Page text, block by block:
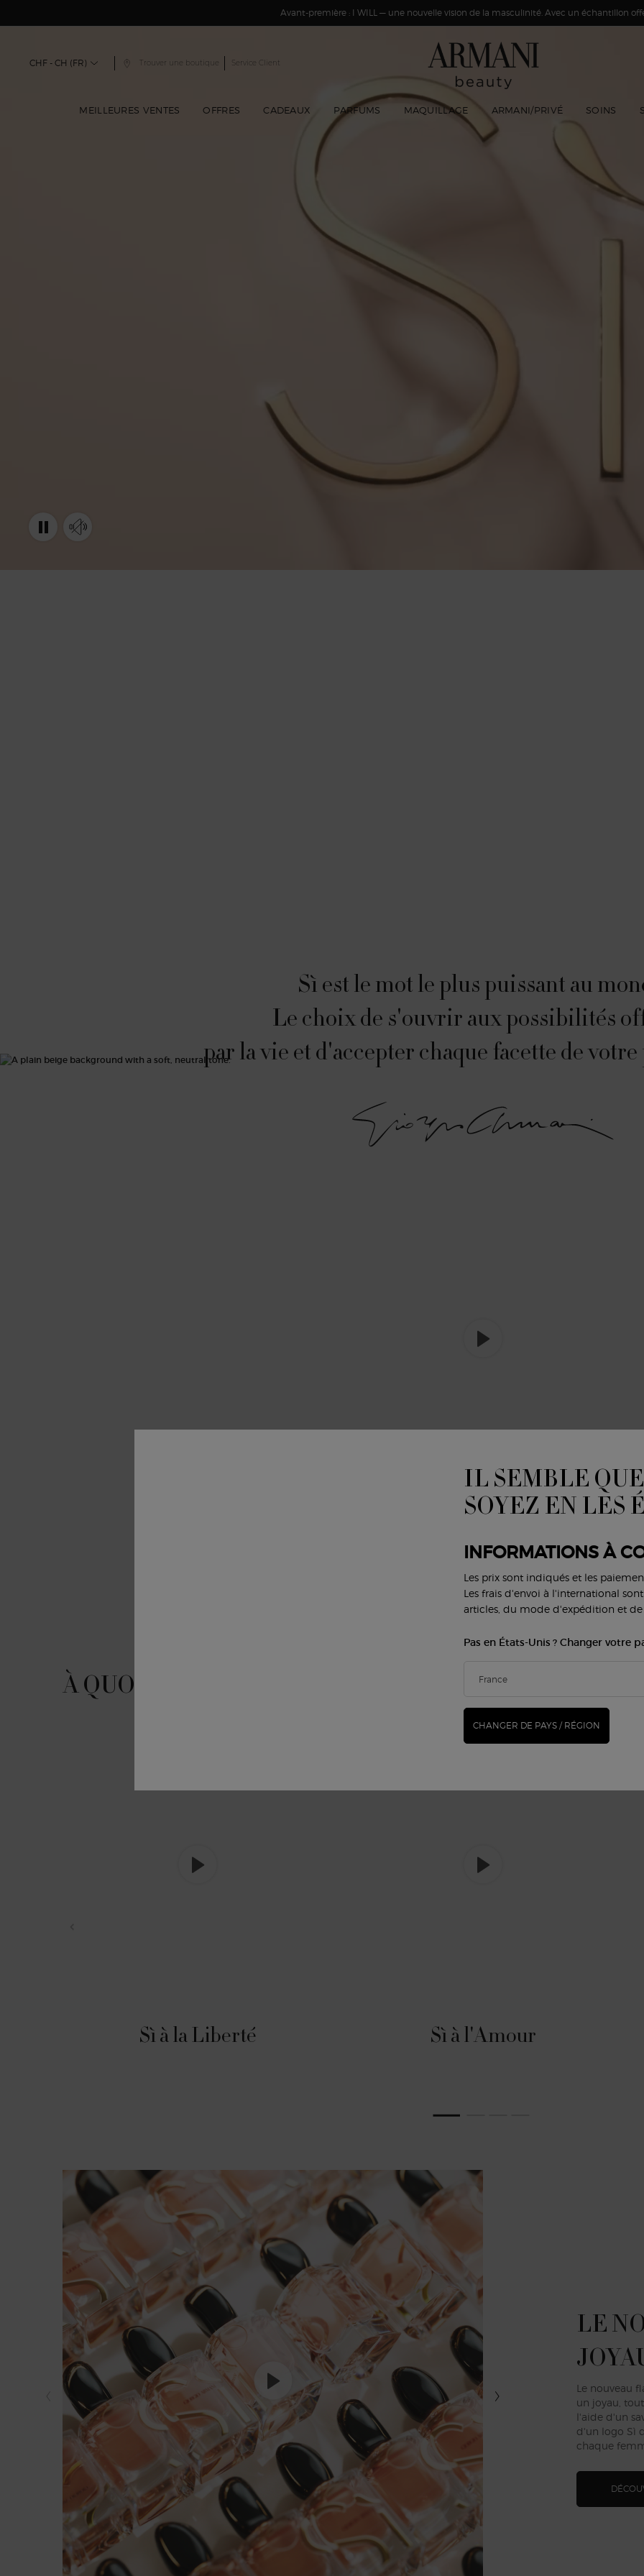
Avant-première : I WILL — une nouvelle vision de la masculinité. Avec un échantillon
CHF - CH (FR) Trouver une boutique Service Client
MEILLEURES VENTES OFFRES CADEAUX PARFUMS MAQUILLAGE ARMANI/PRIVÉ SOINS
Sì est le mot le plus puissant au
Le choix de s'ouvrir aux possibilités
par la vie et d'accepter chaque facette de
À QUOI DIRIEZ-VOUS SÌ ?
Sì à la Liberté Sì à l'Amour
LE
Le nouveau
un joyau,
l'aide d'un
d'un logo Sì
chaque
IL SEMBLE
SOYEZ EN LES
INFORMATIONS À
Les prix sont indiqués et les
Les frais d'envoi à l'international
articles, du mode d'expédition et
Pas en États-Unis ? Changer votre
CHANGER DE PAYS / RÉGION